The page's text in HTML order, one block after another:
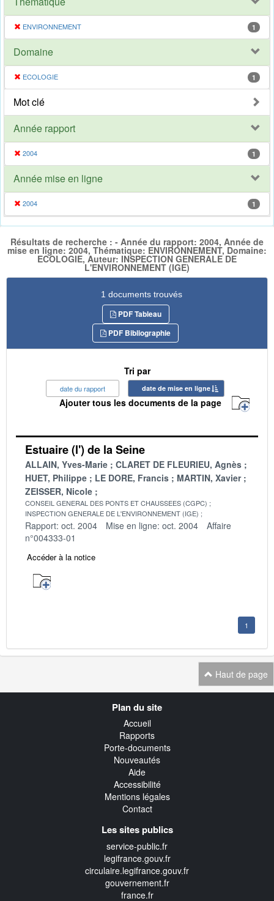
ENVIRONNEMENT 1
Domaine
ECOLOGIE 1
Mot clé
Année rapport
2004 1
Année mise en ligne
2004 1
Résultats de recherche : - Année du rapport: 2004, Année de
mise en ligne: 2004, Thématique: ENVIRONNEMENT, Domaine:
ECOLOGIE, Auteur: INSPECTION GENERALE DE
L'ENVIRONNEMENT (IGE)
1 documents trouvés
PDF Tableau
PDF Bibliographie
Tri par
date du rapport date de mise en ligne
Ajouter tous les documents de la page
Estuaire (l') de la Seine
ALLAIN, Yves-Marie
CLARET DE FLEURIEU, Agnès
HUET, Philippe
LE DORE, Francis
MARTIN, Xavier
ZEISSER, Nicole
CONSEIL GENERAL DES PONTS ET CHAUSSEES (CGPC)
INSPECTION GENERALE DE L'ENVIRONNEMENT (IGE)
Rapport: oct. 2004 Mise en ligne: oct. 2004
Affaire
n°004333-01
Accéder à la notice
1
Haut de page
Plan du site
Accueil
Rapports
Porte-documents
Nouveautés
Aide
Accessibilité
Mentions légales
Contact
Les sites publics
service-public.fr
legifrance.gouv.fr
circulaire.legifrance.gouv.fr
gouvernement.fr
france.fr